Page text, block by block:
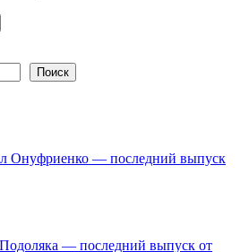
Поиск
Онуфриенко — последний выпуск
— последний выпуск от